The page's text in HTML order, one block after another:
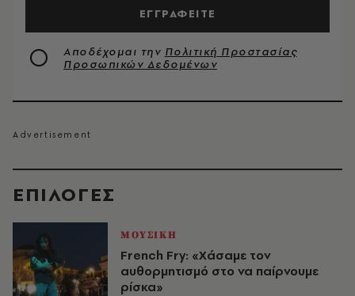
EΠΙΛΟΓΈΣ
ΜΟΥΣΙΚΗ
French Fry: «Χάσαμε τον
αυθορμητισμό στο να παίρνουμε
ρίσκα»
ΕΓΓΡΑΦΕΙΤΕ
Αποδέχομαι την Πολιτική Προστασίας
Προσωπικών Δεδομένων